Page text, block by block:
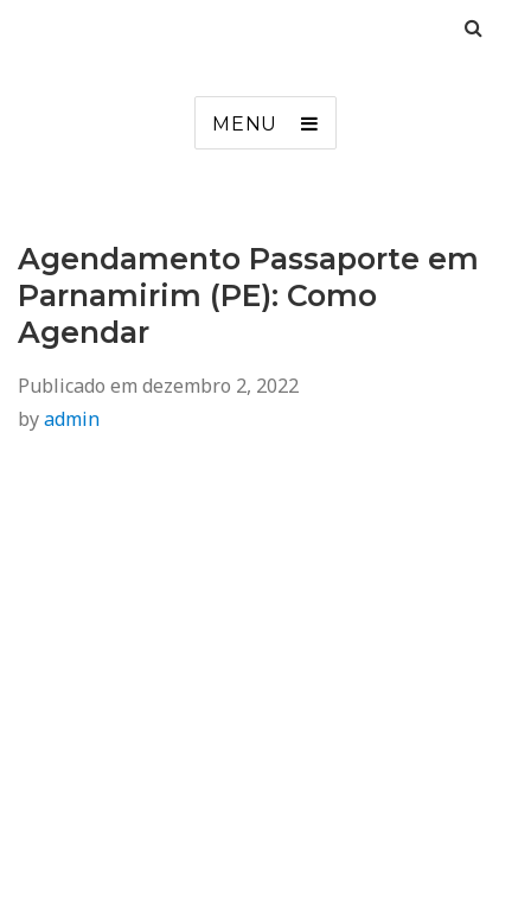
MENU
Agendamento Passaporte em
Parnamirim (PE): Como
Agendar
Publicado em dezembro 2, 2022
byadmin